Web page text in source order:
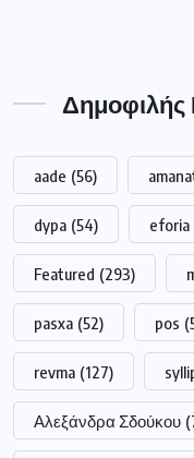
Δημοφιλής
aade (56)
dypa (54) eforia
Featured (293)
pasxa (52) pos
revma (127)
Αλεξάνδρα Σδούκου